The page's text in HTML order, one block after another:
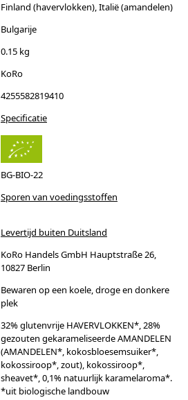
Finland (havervlokken), Italië (amandelen)
Bulgarije
0.15 kg
KoRo
4255582819410
Specificatie
BG-BIO-22
Sporen van voedingsstoffen
Levertijd buiten Duitsland
KoRo Handels GmbH Hauptstraße 26,
10827 Berlin
Bewaren op een koele, droge en donkere
plek
32% glutenvrije HAVERVLOKKEN*, 28%
gezouten gekarameliseerde AMANDELEN
(AMANDELEN*, kokosbloesemsuiker*,
kokossiroop*, zout), kokossiroop*,
sheavet*, 0,1% natuurlijk karamelaroma*.
*uit biologische landbouw